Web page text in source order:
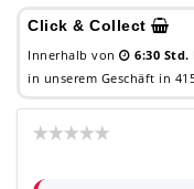
Click & Collect
Innerhalb von 6:30 Std.
in unserem Geschäft in